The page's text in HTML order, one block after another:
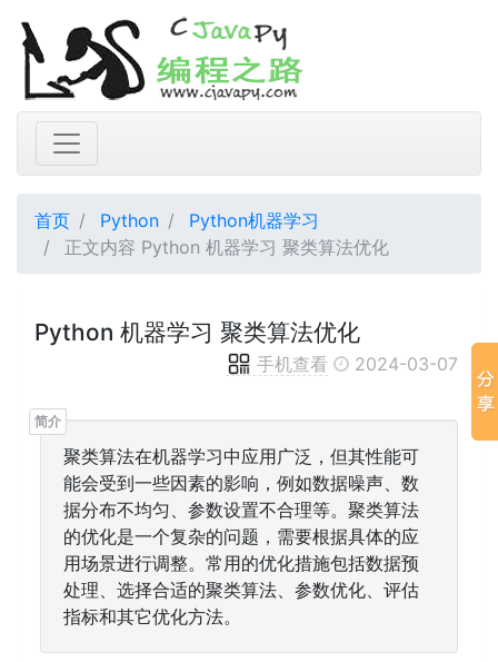
首页 Python
Python机器学习
正文内容 Python 机器学习 聚类算法优化
Python 机器学习 聚类算法优化
手机查看 2024-03-07
聚类算法在机器学习中应用广泛，但其性能可
能会受到一些因素的影响，例如数据噪声、数
据分布不均匀、参数设置不合理等。聚类算法
的优化是一个复杂的问题，需要根据具体的应
用场景进行调整。常用的优化措施包括数据预
处理、选择合适的聚类算法、参数优化、评估
指标和其它优化方法。